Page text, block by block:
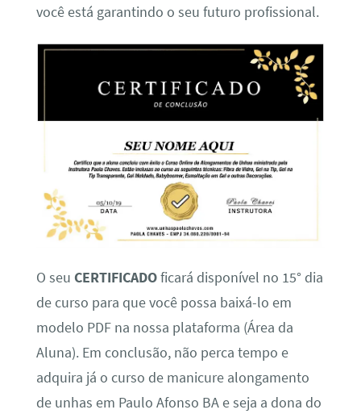
você está garantindo o seu futuro profissional.
O seu CERTIFICADOficará disponível no 15° dia
de curso para que você possa baixá-lo em
modelo PDF na nossa plataforma (Área da
Aluna). Em conclusão, não perca tempo e
adquira já o curso de manicure alongamento
de unhas em Paulo Afonso BA e seja a dona do